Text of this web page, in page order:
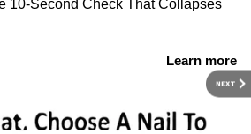
NEXT